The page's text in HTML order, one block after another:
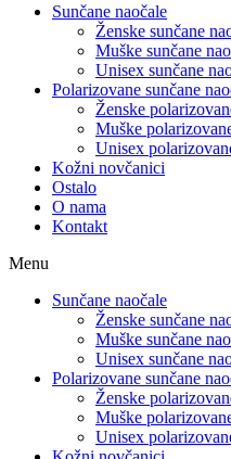
Sunčane naočale
Ženske sunčane
Muške sunčane
Unisex sunčane
Polarizovane sunčane
Ženske
Muške
Unisex
Kožni novčanici
Ostalo
O nama
Kontakt
Menu
Sunčane naočale
Ženske sunčane
Muške sunčane
Unisex sunčane
Polarizovane sunčane
Ženske
Muške
Unisex